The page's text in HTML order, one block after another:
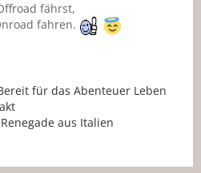
fährst,
fahren.
für das Abenteuer Leben
aus Italien